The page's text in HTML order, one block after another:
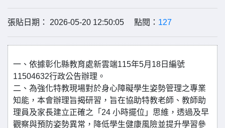
張貼日期： 2026-05-20 12:50:05 點閱： 127
一、依據彰化縣教育處新雲端115年5月18日編號
11504632行政公告辦理。
二、為強化特教現場對於身心障礙學生姿勢管理之專業
知能，本會辦理旨揭研習，旨在協助特教老師、教師助
理員及家長建立正確之「24 小時擺位」思維，透過及早
觀察與預防姿勢異常，降低學生健康風險並提升學習參